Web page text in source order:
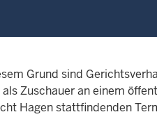
Grund sind
Zuschauer an einem
Hagen stattfindenden